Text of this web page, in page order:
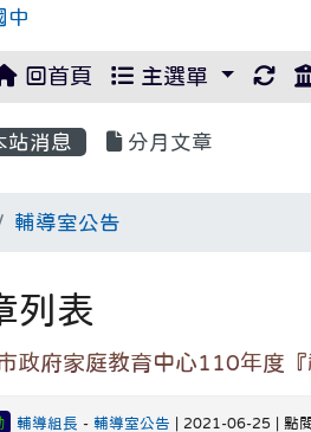
回首頁 主選單 重
消息 分月文章
首頁
輔導室公告
列表
政府家庭教育中心110年度
輔導組長 -輔導室公告 | 2021-06-25 | 點